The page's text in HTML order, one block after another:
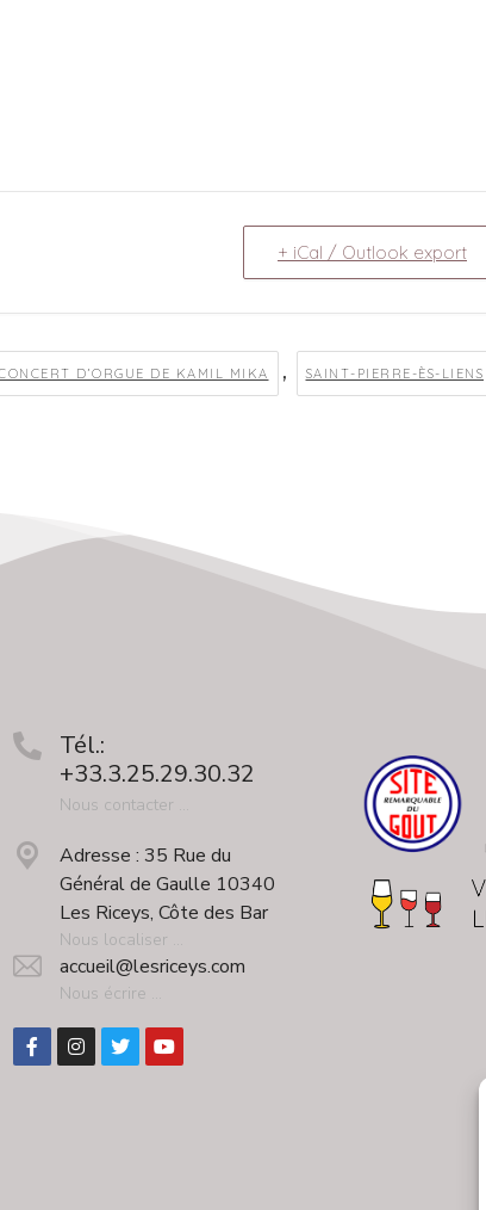
+ iCal / Outlook export
D’ORGUE DE KAMIL MIKA , SAINT-PIERRE-ÈS-LIENS
Tél.:
+33.3.25.29.30.32
Nous contacter ...
Adresse : 35 Rue du
Général de Gaulle 10340
Les Riceys, Côte des Bar
Nous localiser ...
accueil@lesriceys.com
Nous écrire ...